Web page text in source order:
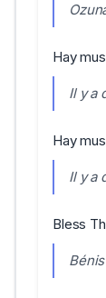
Hay
Il y a
Hay
Il y a
Bless